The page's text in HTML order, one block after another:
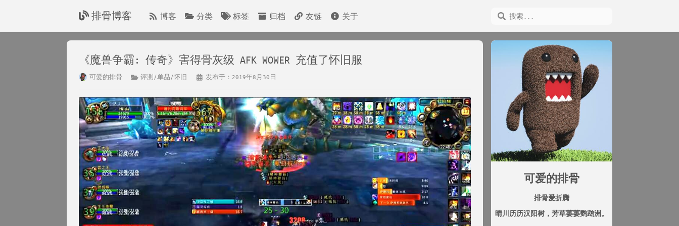
排骨博客 博客 分类 标签 归档 友链 关于
《魔兽争霸: 传奇》害得骨灰级 AFK WOWER 充值了怀旧服
可爱的排骨 评测/单品/怀旧 发布于：2019年8月30日
可爱的排骨
排骨爱折腾
晴川历历汉阳树，芳草萋萋鹦鹉洲。